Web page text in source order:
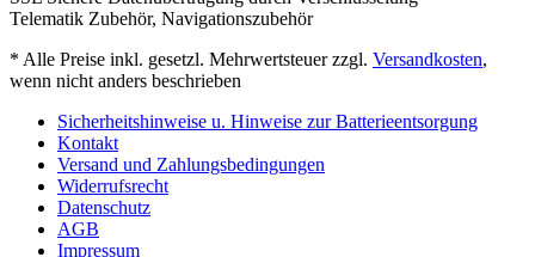
Telematik Zubehör, Navigationszubehör
* Alle Preise inkl. gesetzl. Mehrwertsteuer zzgl. Versandkosten,
wenn nicht anders beschrieben
Sicherheitshinweise u. Hinweise zur Batterieentsorgung
Kontakt
Versand und Zahlungsbedingungen
Widerrufsrecht
Datenschutz
AGB
Impressum